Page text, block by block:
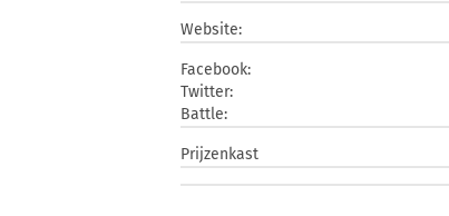
Website:
Facebook:
Twitter:
Battle:
Prijzenkast